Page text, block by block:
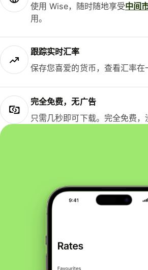
使用 Wise，随时随地享受中间
用。
跟踪实时汇率
保存您喜爱的货币，查看汇率在
完全免费，无广告
只需几秒即可下载。完全免费，